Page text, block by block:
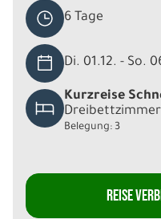
6 Tage
Di. 01.12. - So.
Kurzreise
Belegung: 3
REISE